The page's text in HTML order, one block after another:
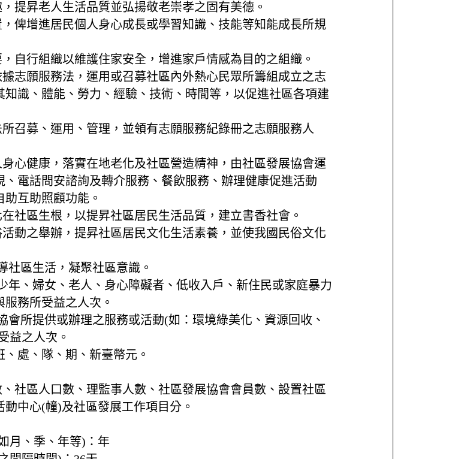
提昇老人生活品質並弘揚敬老崇孝之固有美德。
俾增進居民個人身心成長或學習知識、技能等知能成長所規
自行組織以維護住家安全，增進家戶情感為目的之組織。
志願服務法，運用或召募社區內外熱心民眾所籌組成立之志
識、體能、勞力、經驗、技術、時間等，以促進社區各項建
召募、運用、管理，並領有志願服務紀錄冊之志願服務人
心健康，落實在地老化及社區營造精神，由社區發展協會運
電話問安諮詢及轉介服務、餐飲服務、辦理健康促進活動
互助照顧功能。
社區生根，以提昇社區居民生活品質，建立書香社會。
動之舉辦，提昇社區居民文化生活素養，並使我國民俗文化
社區生活，凝聚社區意識。
年、婦女、老人、身心障礙者、低收入戶、新住民或家庭暴力
務所受益之人次。
會所提供或辦理之服務或活動(如：環境綠美化、資源回收、
益之人次。
處、隊、期、新臺幣元。
社區人口數、理監事人數、社區發展協會會員數、設置社區
中心(幢)及社區發展工作項目分。
月、季、年等)： 年